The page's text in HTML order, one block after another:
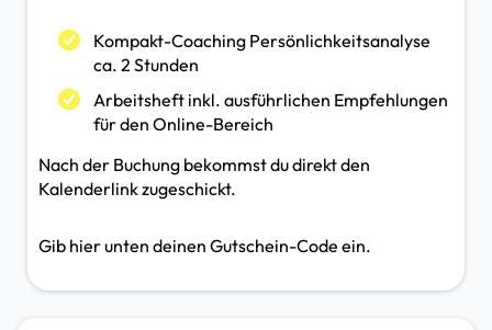
Kompakt-Coaching Persönlichkeitsanalyse
ca. 2 Stunden
Arbeitsheft inkl. ausführlichen Empfehlungen
für den Online-Bereich
Nach der Buchung bekommst du direkt den
Kalenderlink zugeschickt.
Gib hier unten deinen Gutschein-Code ein.